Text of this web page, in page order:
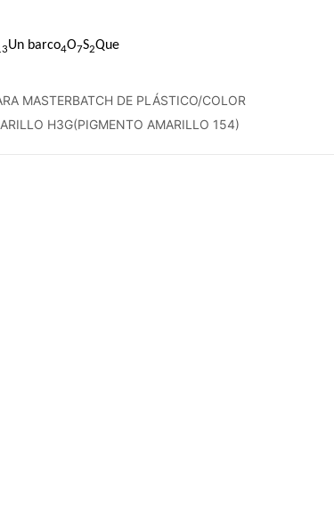
MASTERBATCH DE PLÁSTICO/COLOR
H3G(PIGMENTO AMARILLO 154)